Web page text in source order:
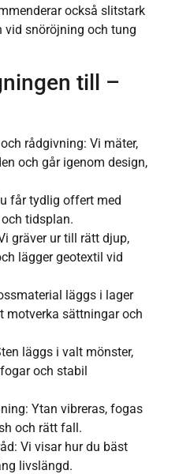
också slitstark
vid snöröjning och tung
till –
rådgivning: Vi mäter,
och går igenom design,
får tydlig offert med
tidsplan.
gräver ur till rätt djup,
lägger geotextil vid
läggs i lager
motverka sättningar och
läggs i valt mönster,
och stabil
Ytan vibreras, fogas
och rätt fall.
Vi visar hur du bäst
livslängd.